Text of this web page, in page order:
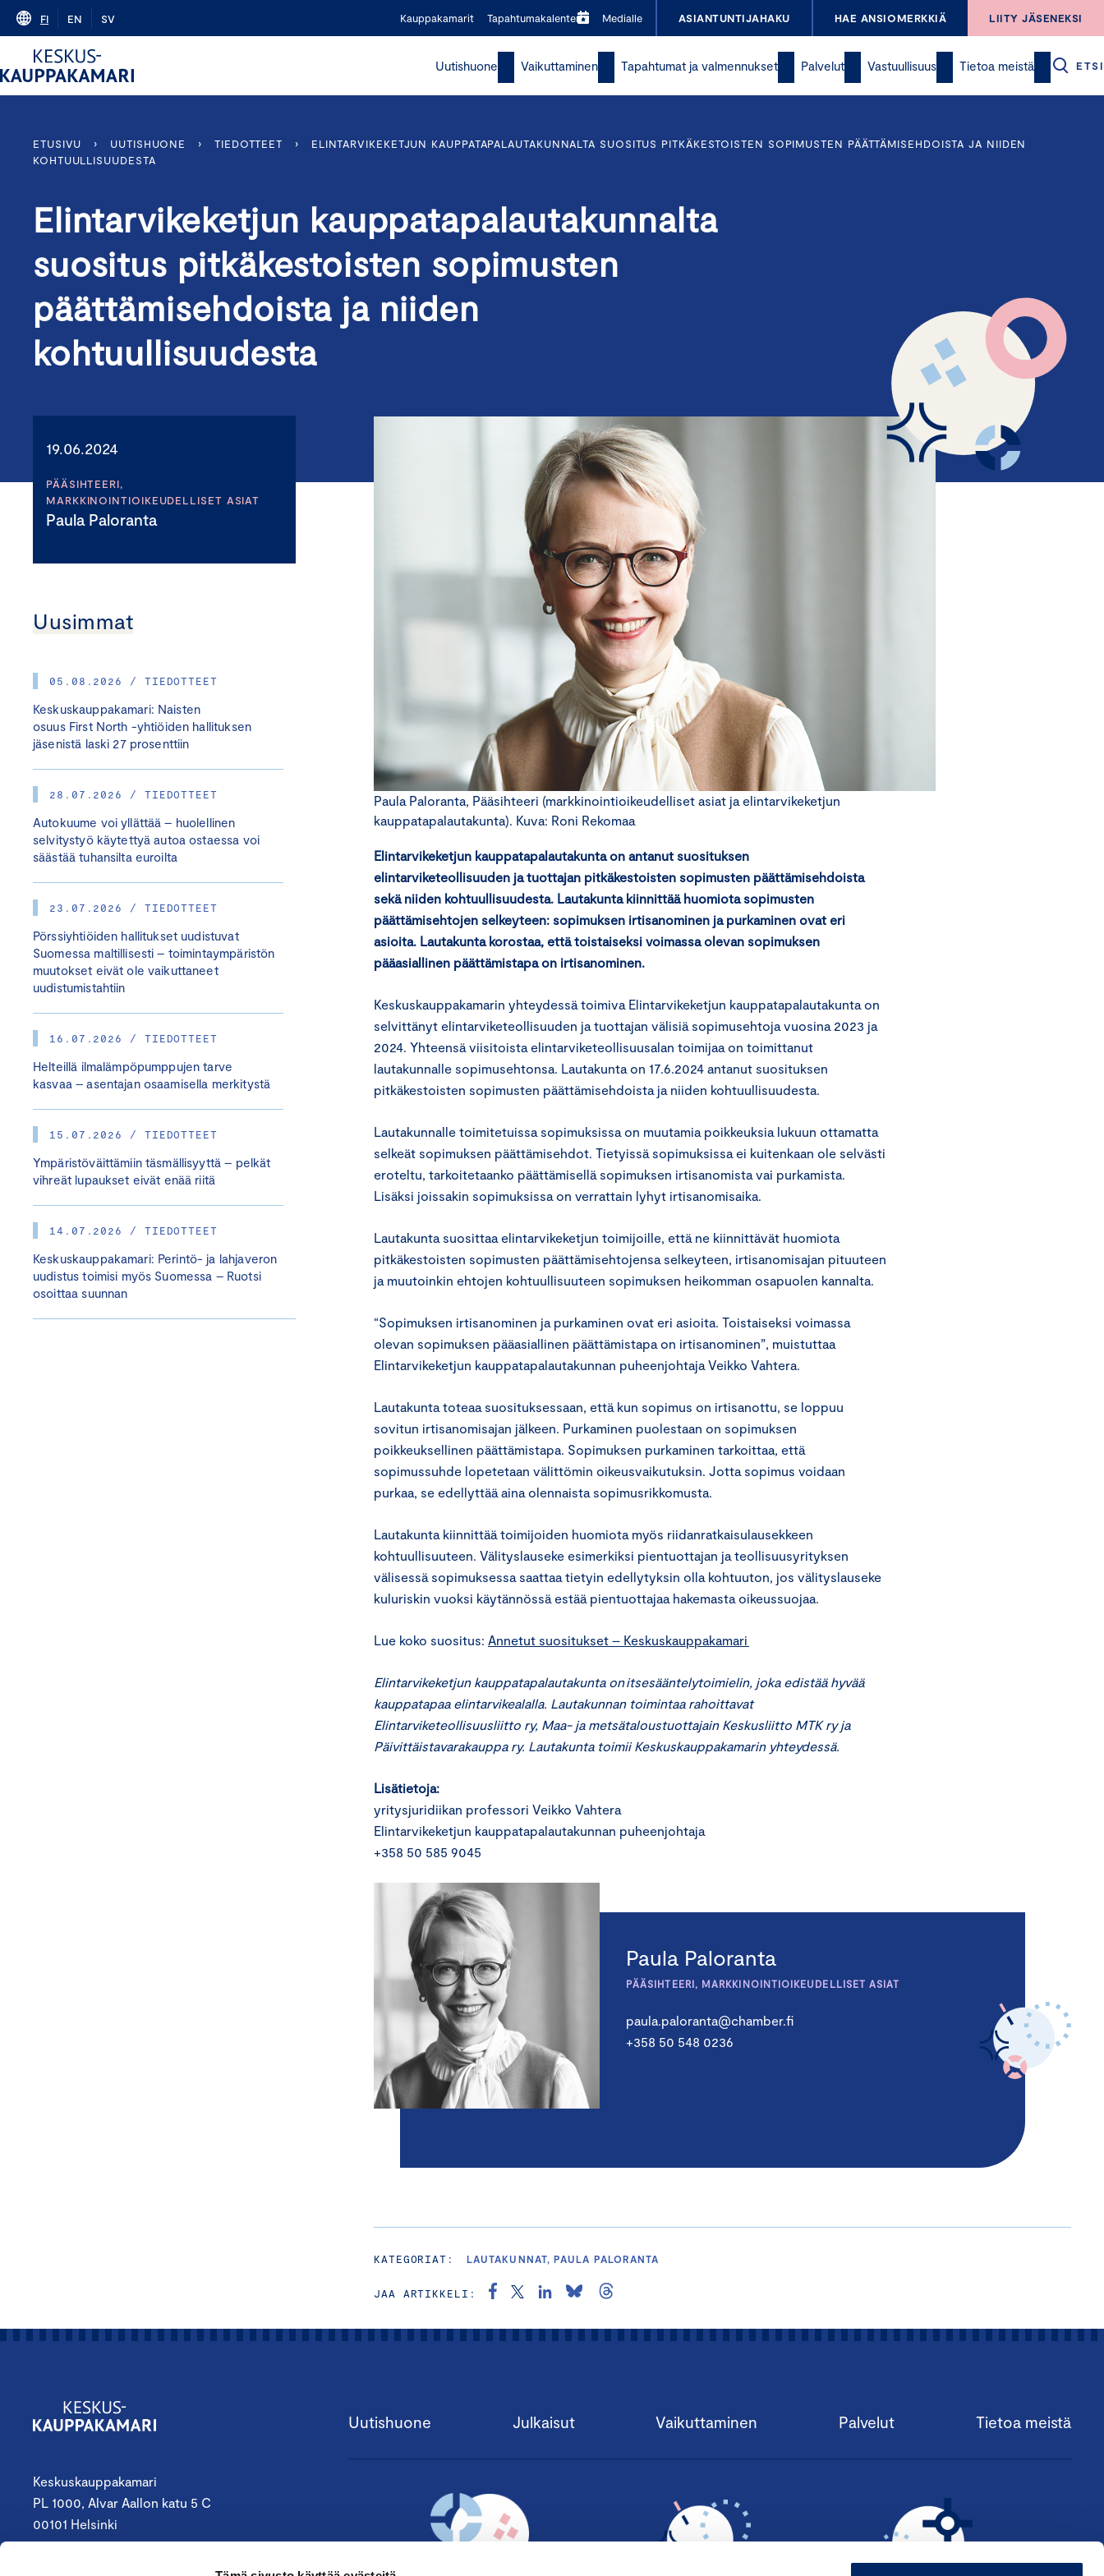
Skip
content
FI EN SV Kauppakamarit Tapahtumakalenteri Medialle ASIANTUNTIJAHAKU HAE ANSIOMERKKIÄ LIITY JÄSENEKSI
Uutishuone Vaikuttaminen Tapahtumat ja valmennukset Palvelut Vastuullisuus Tietoa meistä ETSI
ETUSIVU › UUTISHUONE › TIEDOTTEET ›
ELINTARVIKEKETJUN KAUPPATAPALAUTAKUNNALTA SUOSITUS PITKÄKESTOISTEN SOPIMUSTEN PÄÄTTÄMISEHDOISTA JA NIIDEN
KOHTUULLISUUDESTA
Elintarvikeketjun kauppatapalautakunnalta
suositus pitkäkestoisten sopimusten
päättämisehdoista ja niiden
kohtuullisuudesta
19.06.2024
PÄÄSIHTEERI,
MARKKINOINTIOIKEUDELLISET ASIAT
Paula Paloranta
Uusimmat
05.08.2026 / TIEDOTTEET
Keskuskauppakamari: Naisten
osuus First North -yhtiöiden hallituksen
jäsenistä laski 27 prosenttiin
28.07.2026 / TIEDOTTEET
Autokuume voi yllättää – huolellinen
selvitystyö käytettyä autoa ostaessa voi
säästää tuhansilta euroilta
23.07.2026 / TIEDOTTEET
Pörssiyhtiöiden hallitukset uudistuvat
Suomessa maltillisesti – toimintaympäristön
muutokset eivät ole vaikuttaneet
uudistumistahtiin
16.07.2026 / TIEDOTTEET
Helteillä ilmalämpöpumppujen tarve
kasvaa – asentajan osaamisella merkitystä
15.07.2026 / TIEDOTTEET
Ympäristöväittämiin täsmällisyyttä – pelkät
vihreät lupaukset eivät enää riitä
14.07.2026 / TIEDOTTEET
Keskuskauppakamari: Perintö- ja lahjaveron
uudistus toimisi myös Suomessa – Ruotsi
osoittaa suunnan
Paula Paloranta, Pääsihteeri (markkinointioikeudelliset asiat ja elintarvikeketjun
kauppatapalautakunta). Kuva: Roni Rekomaa
Elintarvikeketjun kauppatapalautakunta on antanut suosituksen
elintarviketeollisuuden ja tuottajan pitkäkestoisten sopimusten päättämisehdoista
sekä niiden kohtuullisuudesta. Lautakunta kiinnittää huomiota sopimusten
päättämisehtojen selkeyteen: sopimuksen irtisanominen ja purkaminen ovat eri
asioita. Lautakunta korostaa, että toistaiseksi voimassa olevan sopimuksen
pääasiallinen päättämistapa on irtisanominen.
Keskuskauppakamarin yhteydessä toimiva Elintarvikeketjun kauppatapalautakunta on
selvittänyt elintarviketeollisuuden ja tuottajan välisiä sopimusehtoja vuosina 2023 ja
2024. Yhteensä viisitoista elintarviketeollisuusalan toimijaa on toimittanut
lautakunnalle sopimusehtonsa. Lautakunta on 17.6.2024 antanut suosituksen
pitkäkestoisten sopimusten päättämisehdoista ja niiden kohtuullisuudesta.
Lautakunnalle toimitetuissa sopimuksissa on muutamia poikkeuksia lukuun ottamatta
selkeät sopimuksen päättämisehdot. Tietyissä sopimuksissa ei kuitenkaan ole selvästi
eroteltu, tarkoitetaanko päättämisellä sopimuksen irtisanomista vai purkamista.
Lisäksi joissakin sopimuksissa on verrattain lyhyt irtisanomisaika.
Lautakunta suosittaa elintarvikeketjun toimijoille, että ne kiinnittävät huomiota
pitkäkestoisten sopimusten päättämisehtojensa selkeyteen, irtisanomisajan pituuteen
ja muutoinkin ehtojen kohtuullisuuteen sopimuksen heikomman osapuolen kannalta.
“Sopimuksen irtisanominen ja purkaminen ovat eri asioita. Toistaiseksi voimassa
olevan sopimuksen pääasiallinen päättämistapa on irtisanominen”, muistuttaa
Elintarvikeketjun kauppatapalautakunnan puheenjohtaja Veikko Vahtera.
Lautakunta toteaa suosituksessaan, että kun sopimus on irtisanottu, se loppuu
sovitun irtisanomisajan jälkeen. Purkaminen puolestaan on sopimuksen
poikkeuksellinen päättämistapa. Sopimuksen purkaminen tarkoittaa, että
sopimussuhde lopetetaan välittömin oikeusvaikutuksin. Jotta sopimus voidaan
purkaa, se edellyttää aina olennaista sopimusrikkomusta.
Lautakunta kiinnittää toimijoiden huomiota myös riidanratkaisulausekkeen
kohtuullisuuteen. Välityslauseke esimerkiksi pientuottajan ja teollisuusyrityksen
välisessä sopimuksessa saattaa tietyin edellytyksin olla kohtuuton, jos välityslauseke
kuluriskin vuoksi käytännössä estää pientuottajaa hakemasta oikeussuojaa.
Lue koko suositus: Annetut suositukset – Keskuskauppakamari
Elintarvikeketjun kauppatapalautakunta on itsesääntelytoimielin, joka edistää hyvää
kauppatapaa elintarvikealalla. Lautakunnan toimintaa rahoittavat
Elintarviketeollisuusliitto ry, Maa- ja metsätaloustuottajain Keskusliitto MTK ry ja
Päivittäistavarakauppa ry. Lautakunta toimii Keskuskauppakamarin yhteydessä.
Lisätietoja:
yritysjuridiikan professori Veikko Vahtera
Elintarvikeketjun kauppatapalautakunnan puheenjohtaja
+358 50 585 9045
Paula Paloranta
PÄÄSIHTEERI, MARKKINOINTIOIKEUDELLISET ASIAT
paula.paloranta@chamber.fi
+358 50 548 0236
KATEGORIAT: LAUTAKUNNAT, PAULA PALORANTA
JAA ARTIKKELI:
Keskuskauppakamari
PL 1000, Alvar Aallon katu 5 C
00101 Helsinki
Uutishuone Julkaisut Vaikuttaminen Palvelut Tietoa meistä